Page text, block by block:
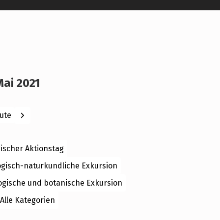
2021
Weiter
Aktionstag
naturkundliche Exkursion
und botanische Exkursion
Alle Kategorien